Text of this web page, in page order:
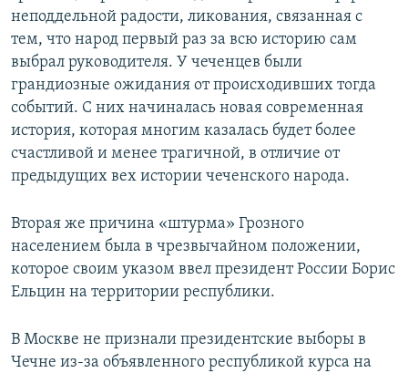
неподдельной радости, ликования, связанная с
тем, что народ первый раз за всю историю сам
выбрал руководителя. У чеченцев были
грандиозные ожидания от происходивших тогда
событий. С них начиналась новая современная
история, которая многим казалась будет более
счастливой и менее трагичной, в отличие от
предыдущих вех истории чеченского народа.
Вторая же причина «штурма» Грозного
населением была в чрезвычайном положении,
которое своим указом ввел президент России Борис
Ельцин на территории республики.
В Москве не признали президентские выборы в
Чечне из-за объявленного республикой курса на